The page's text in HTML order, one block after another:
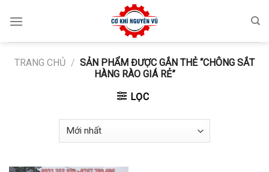
TRANG CHỦ / SẢN PHẨM ĐƯỢC GẮN THẺ “CHÔNG SẮT
HÀNG RÀO GIÁ RẺ”
LỌC